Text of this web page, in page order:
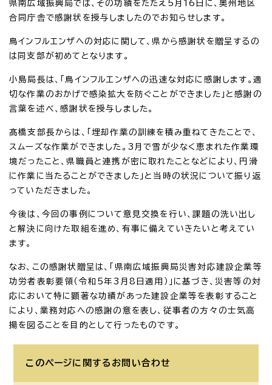
県南広域振興局では、その功績をたたえ5月16日に、奥州地区
合同庁舎で感謝状を授与しましたのでお知らせします。
鳥インフルエンザへの対応に関して、県から感謝状を贈呈するの
は同支部が初めてとなります。
小島局長は、「鳥インフルエンザへの迅速な対応に感謝します。適
切な作業のおかげで感染拡大を防ぐことができました」と感謝の
言葉を述べ、感謝状を授与しました。
髙橋支部長からは、「埋却作業の訓練を積み重ねてきたことで、
スムーズな作業ができました。3月で雪が少なく恵まれた作業環
境だったこと、県職員と連携が密に取れたことなどにより、円滑
に作業に当たることができました」と当時の状況について振り返
っていただきました。
今後は、今回の事例について意見交換を行い、課題の洗い出し
と解決に向けた取組を進め、有事に備えていきたいと考えてい
ます。
なお、この感謝状贈呈は、「県南広域振興局災害対応建設企業等
功労者表彰要領（令和5年3月8日適用）」に基づき、災害等の対
応において特に顕著な功績があった建設企業等を表彰すること
により、業務対応への感謝の意を表し、従事者の方々の士気高
揚を図ることを目的として行ったものです。
このページに関する お問い合わせ